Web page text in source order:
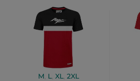
M, L, XL, 2XL